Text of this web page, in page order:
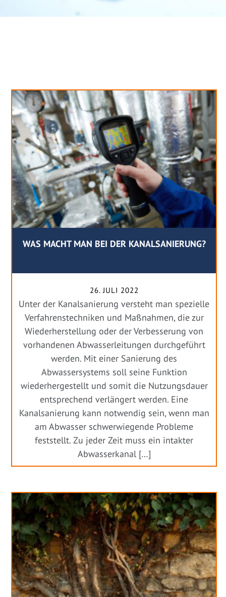
WAS MACHT MAN BEI DER KANALSANIERUNG?
26. JULI 2022
Unter der Kanalsanierung versteht man spezielle
Verfahrenstechniken und Maßnahmen, die zur
Wiederherstellung oder der Verbesserung von
vorhandenen Abwasserleitungen durchgeführt
werden. Mit einer Sanierung des
Abwassersystems soll seine Funktion
wiederhergestellt und somit die Nutzungsdauer
entsprechend verlängert werden. Eine
Kanalsanierung kann notwendig sein, wenn man
am Abwasser schwerwiegende Probleme
feststellt. Zu jeder Zeit muss ein intakter
Abwasserkanal […]